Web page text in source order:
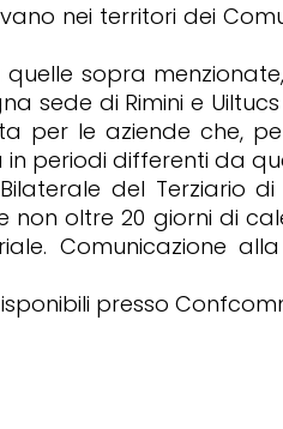
nei territori dei
sopra
sede di Rimini e
per le aziende che,
periodi differenti da
del Terziario
oltre 20 giorni di
Comunicazione
presso